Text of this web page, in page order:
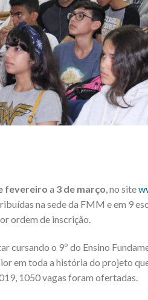
fevereiro a 3 de março, no site
na sede da FMM e em 9
ordem de inscrição.
cursando o 9º do Ensino
em toda a história do projeto
1050 vagas foram ofertadas.